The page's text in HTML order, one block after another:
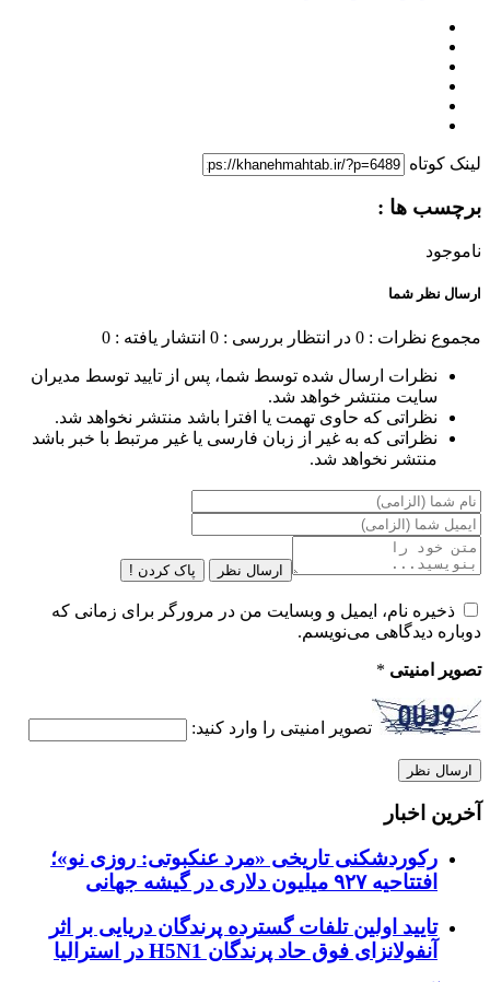
لینک کوتاه
برچسب ها :
ناموجود
ارسال نظر شما
مجموع نظرات : 0 در انتظار بررسی : 0 انتشار یافته : 0
نظرات ارسال شده توسط شما، پس از تایید توسط مدیران
سایت منتشر خواهد شد.
نظراتی که حاوی تهمت یا افترا باشد منتشر نخواهد شد.
نظراتی که به غیر از زبان فارسی یا غیر مرتبط با خبر باشد
منتشر نخواهد شد.
ارسال نظر پاک کردن !
ذخیره نام، ایمیل و وبسایت من در مرورگر برای زمانی که
دوباره دیدگاهی می‌نویسم.
تصویر امنیتی *
تصویر امنیتی را وارد کنید:
آخرین اخبار
رکوردشکنی تاریخی «مرد عنکبوتی: روزی نو»؛
افتتاحیه ۹۲۷ میلیون دلاری در گیشه جهانی
تایید اولین تلفات گسترده پرندگان دریایی بر اثر
آنفولانزای فوق حاد پرندگان H5N1 در استرالیا